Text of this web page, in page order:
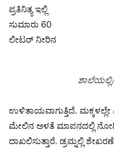
ಪ್ರತಿನಿತ್ಯ ಇಲ್ಲಿ
ಸುಮಾರು 60
ಲೀಟರ್ ನೀರಿನ
ಉಳಿತಾಯವಾಗುತ್ತಿದೆ.
ಮೇಲಿನ ಅಳತೆ ಮಾಪನದಲ್ಲಿ
ದಾಖಲಿಸುತ್ತಾರೆ. ಡ್ರಮ್ನಲ್ಲಿ